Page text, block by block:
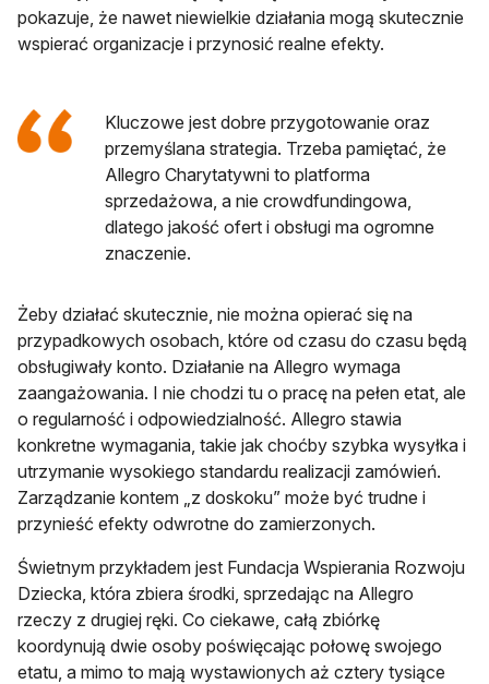
pokazuje, że nawet niewielkie działania mogą skutecznie
wspierać organizacje i przynosić realne efekty.
Kluczowe jest dobre przygotowanie oraz
przemyślana strategia. Trzeba pamiętać, że
Allegro Charytatywni to platforma
sprzedażowa, a nie crowdfundingowa,
dlatego jakość ofert i obsługi ma ogromne
znaczenie.
Żeby działać skutecznie, nie można opierać się na
przypadkowych osobach, które od czasu do czasu będą
obsługiwały konto. Działanie na Allegro wymaga
zaangażowania. I nie chodzi tu o pracę na pełen etat, ale
o regularność i odpowiedzialność. Allegro stawia
konkretne wymagania, takie jak choćby szybka wysyłka i
utrzymanie wysokiego standardu realizacji zamówień.
Zarządzanie kontem „z doskoku” może być trudne i
przynieść efekty odwrotne do zamierzonych.
Świetnym przykładem jest Fundacja Wspierania Rozwoju
Dziecka, która zbiera środki, sprzedając na Allegro
rzeczy z drugiej ręki. Co ciekawe, całą zbiórkę
koordynują dwie osoby poświęcając połowę swojego
etatu, a mimo to mają wystawionych aż cztery tysiące